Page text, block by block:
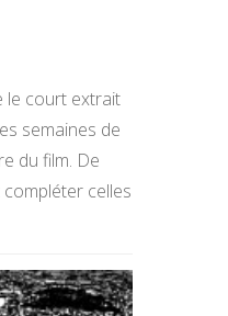
le court extrait
semaines de
du film. De
celles